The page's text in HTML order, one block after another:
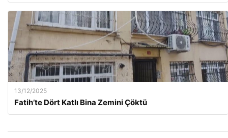
13/12/2025
Fatih’te Dört Katlı Bina Zemini Çöktü